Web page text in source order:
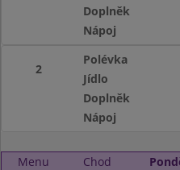
Doplněk
Nápoj
2
Polévka
Jídlo
Doplněk
Nápoj
Menu Chod